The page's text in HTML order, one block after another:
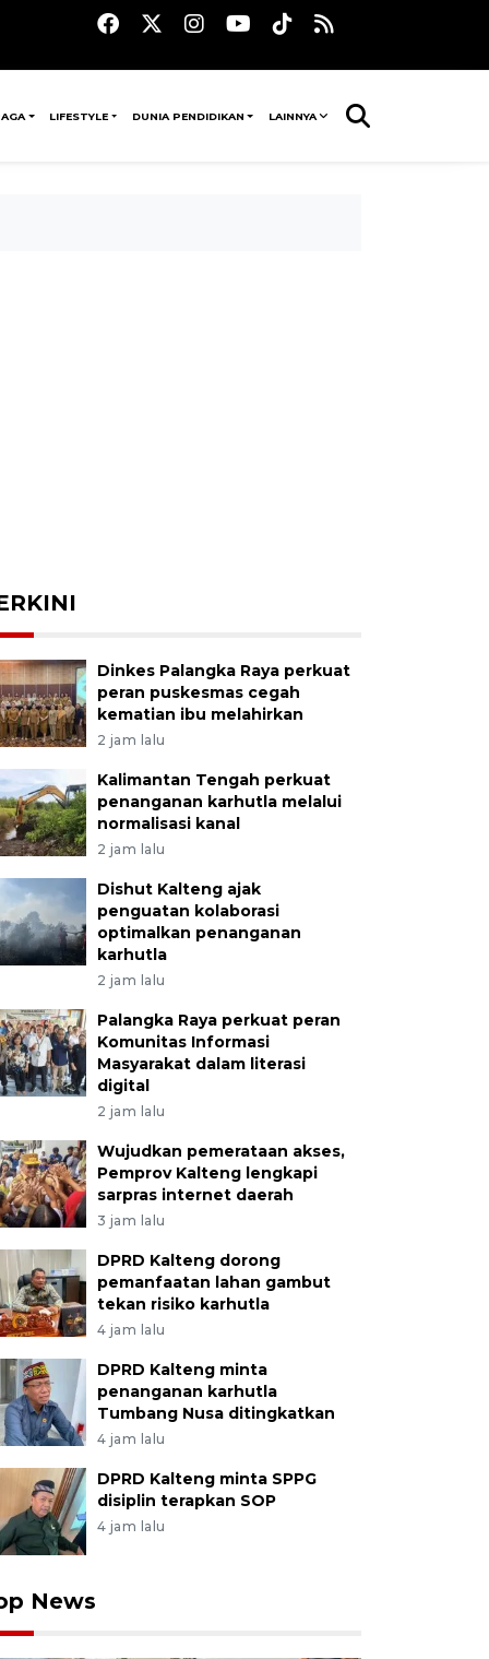
LIFESTYLE DUNIA PENDIDIKAN LAINNYA
Dinkes Palangka Raya perkuat
peran puskesmas cegah
kematian ibu melahirkan
2 jam lalu
Kalimantan Tengah perkuat
penanganan karhutla melalui
normalisasi kanal
2 jam lalu
Dishut Kalteng ajak
penguatan kolaborasi
optimalkan penanganan
karhutla
2 jam lalu
Palangka Raya perkuat peran
Komunitas Informasi
Masyarakat dalam literasi
digital
2 jam lalu
Wujudkan pemerataan akses,
Pemprov Kalteng lengkapi
sarpras internet daerah
3 jam lalu
DPRD Kalteng dorong
pemanfaatan lahan gambut
tekan risiko karhutla
4 jam lalu
DPRD Kalteng minta
penanganan karhutla
Tumbang Nusa ditingkatkan
4 jam lalu
DPRD Kalteng minta SPPG
disiplin terapkan SOP
4 jam lalu
News